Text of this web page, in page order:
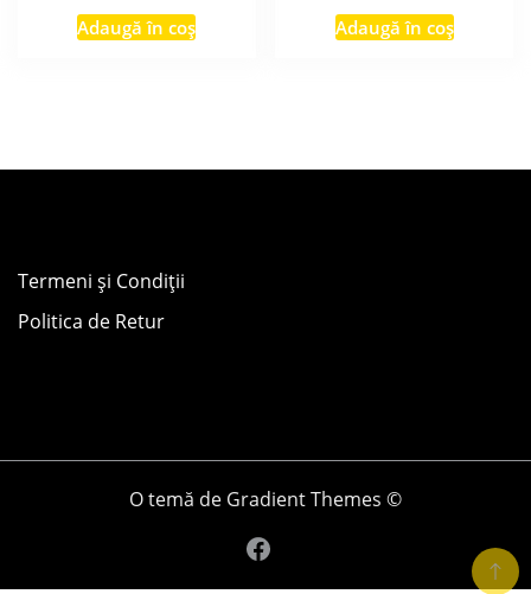
Adaugă în coș
Adaugă în coș
Termeni și Condiții
Politica de Retur
O temă de Gradient Themes ©